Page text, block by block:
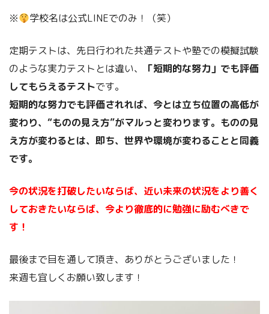
※ 学校名は公式LINEでのみ！（笑）
定期テストは、先日行われた共通テストや塾での模擬試験
のような実力テストとは違い、
「短期的な努力」でも評価
してもらえるテストです。
短期的な努力でも評価されれば、今とは立ち位置の高低が
変わり、“ものの見え方”がマルっと変わります。ものの見
え方が変わるとは、即ち、世界や環境が変わることと同義
です。
今の状況を打破したいならば、近い未来の状況をより善く
しておきたいならば、今より徹底的に勉強に励むべきで
す！
最後まで目を通して頂き、ありがとうございました！
来週も宜しくお願い致します！